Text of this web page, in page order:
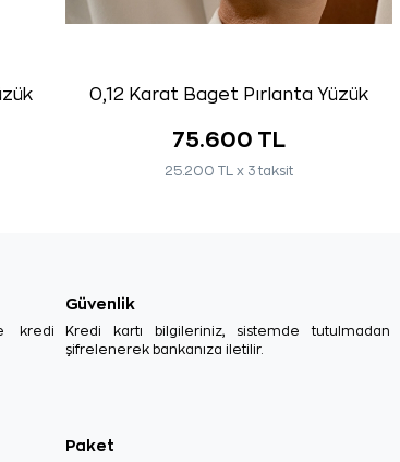
0,12 Karat Baget Pırlanta Yüzük
75.600 TL
25.200 TL x 3 taksit
kredi
Güvenlik
Kredi kartı bilgileriniz, sistemde tutulmadan
şifrelenerek bankanıza iletilir.
Paket